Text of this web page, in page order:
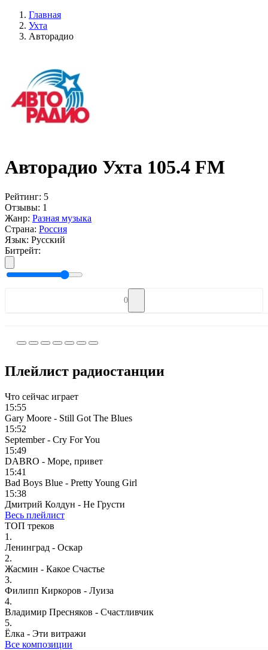
Главная
Ухта
Авторадио
Авторадио Ухта 105.4 FM
Рейтинг: 5
Отзывы: 1
Жанр: Разная музыка
Страна: Россия
Язык: Русский
Битрейт:
0
Плейлист радиостанции
Что сейчас играет
15:55
Gary Moore - Still Got The Blues
15:52
September - Cry For You
15:49
DABRO - Море, привет
15:41
Bad Boys Blue - Pretty Young Girl
15:38
Дмитрий Колдун - Не Грусти
Весь плейлист
ТОП треков
1.
Ленинград - Оскар
2.
Жасмин - Какое Счастье
3.
Филипп Киркоров - Луиза
4.
Владимир Пресняков - Счастливчик
5.
Ёлка - Эти витражи
Все композиции